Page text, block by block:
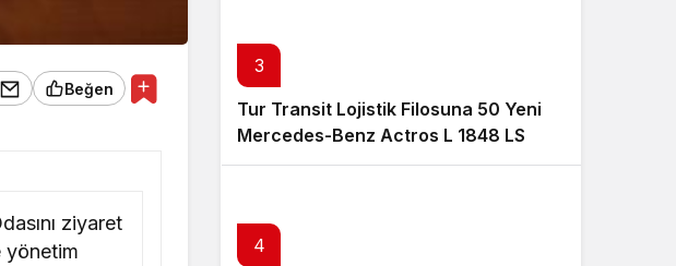
Beğen
ziyaret
yönetim
3
Tur Transit Lojistik Filosuna 50 Yeni
Mercedes-Benz Actros L 1848 LS
Kattı
4